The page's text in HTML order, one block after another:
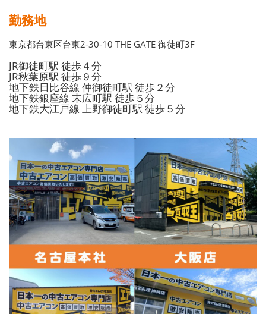
勤務地
東京都台東区台東2-30-10 THE GATE 御徒町3F
JR御徒町駅 徒歩４分
JR秋葉原駅 徒歩９分
地下鉄日比谷線 仲御徒町駅 徒歩２分
地下鉄銀座線 末広町駅 徒歩５分
地下鉄大江戸線 上野御徒町駅 徒歩５分